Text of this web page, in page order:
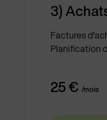
3)
Factures
Planification
25 € /mois